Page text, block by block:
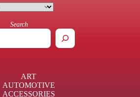
Search
ART
AUTOMOTIVE
ACCESSORIES